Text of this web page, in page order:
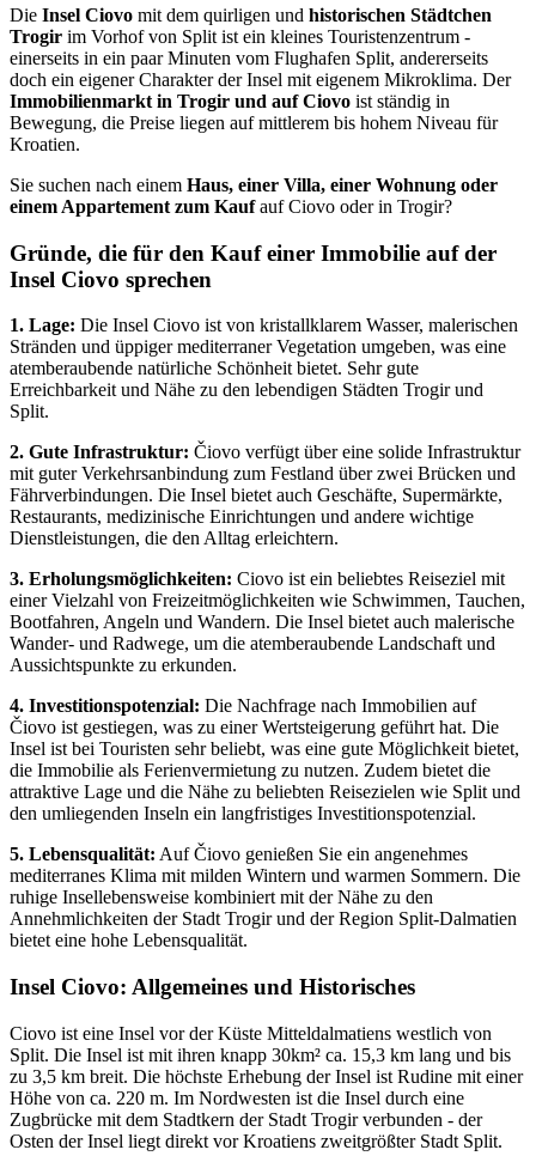
Die Insel Ciovo mit dem quirligen und historischen Städtchen
Trogir im Vorhof von Split ist ein kleines Touristenzentrum -
einerseits in ein paar Minuten vom Flughafen Split, andererseits
doch ein eigener Charakter der Insel mit eigenem Mikroklima. Der
Immobilienmarkt in Trogir und auf Ciovo ist ständig in
Bewegung, die Preise liegen auf mittlerem bis hohem Niveau für
Kroatien.
Sie suchen nach einem Haus, einer Villa, einer Wohnung oder
einem Appartement zum Kaufauf Ciovo oder in Trogir?
Gründe, die für den Kauf einer Immobilie auf der
Insel Ciovo sprechen
1. Lage: Die Insel Ciovo ist von kristallklarem Wasser, malerischen
Stränden und üppiger mediterraner Vegetation umgeben, was eine
atemberaubende natürliche Schönheit bietet. Sehr gute
Erreichbarkeit und Nähe zu den lebendigen Städten Trogir und
Split.
2. Gute Infrastruktur: Čiovo verfügt über eine solide Infrastruktur
mit guter Verkehrsanbindung zum Festland über zwei Brücken und
Fährverbindungen. Die Insel bietet auch Geschäfte, Supermärkte,
Restaurants, medizinische Einrichtungen und andere wichtige
Dienstleistungen, die den Alltag erleichtern.
3. Erholungsmöglichkeiten: Ciovo ist ein beliebtes Reiseziel mit
einer Vielzahl von Freizeitmöglichkeiten wie Schwimmen, Tauchen,
Bootfahren, Angeln und Wandern. Die Insel bietet auch malerische
Wander- und Radwege, um die atemberaubende Landschaft und
Aussichtspunkte zu erkunden.
4. Investitionspotenzial: Die Nachfrage nach Immobilien auf
Čiovo ist gestiegen, was zu einer Wertsteigerung geführt hat. Die
Insel ist bei Touristen sehr beliebt, was eine gute Möglichkeit bietet,
die Immobilie als Ferienvermietung zu nutzen. Zudem bietet die
attraktive Lage und die Nähe zu beliebten Reisezielen wie Split und
den umliegenden Inseln ein langfristiges Investitionspotenzial.
5. Lebensqualität: Auf Čiovo genießen Sie ein angenehmes
mediterranes Klima mit milden Wintern und warmen Sommern. Die
ruhige Insellebensweise kombiniert mit der Nähe zu den
Annehmlichkeiten der Stadt Trogir und der Region Split-Dalmatien
bietet eine hohe Lebensqualität.
Insel Ciovo: Allgemeines und Historisches
Ciovo ist eine Insel vor der Küste Mitteldalmatiens westlich von
Split. Die Insel ist mit ihren knapp 30km² ca. 15,3 km lang und bis
zu 3,5 km breit. Die höchste Erhebung der Insel ist Rudine mit einer
Höhe von ca. 220 m. Im Nordwesten ist die Insel durch eine
Zugbrücke mit dem Stadtkern der Stadt Trogir verbunden - der
Osten der Insel liegt direkt vor Kroatiens zweitgrößter Stadt Split.